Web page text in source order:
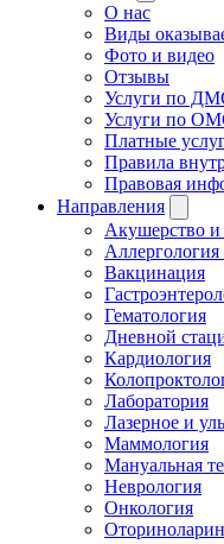
О нас
Виды
Фото и видео
Отзывы
Услуги по
Услуги по
Платные
Правила
Правовая
Направления
Акушерство и
Вакцинация
Гематология
Дневной
Кардиология
Лаборатория
Лазерное и
Маммология
Мануальная
Неврология
Онкология